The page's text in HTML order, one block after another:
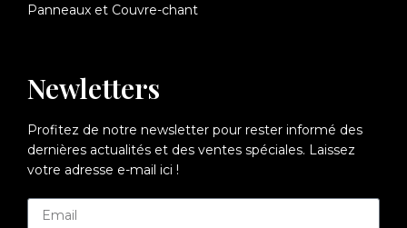
Panneaux et Couvre-chant
Newletters
Profitez de notre newsletter pour rester informé des
dernières actualités et des ventes spéciales. Laissez
votre adresse e-mail ici !